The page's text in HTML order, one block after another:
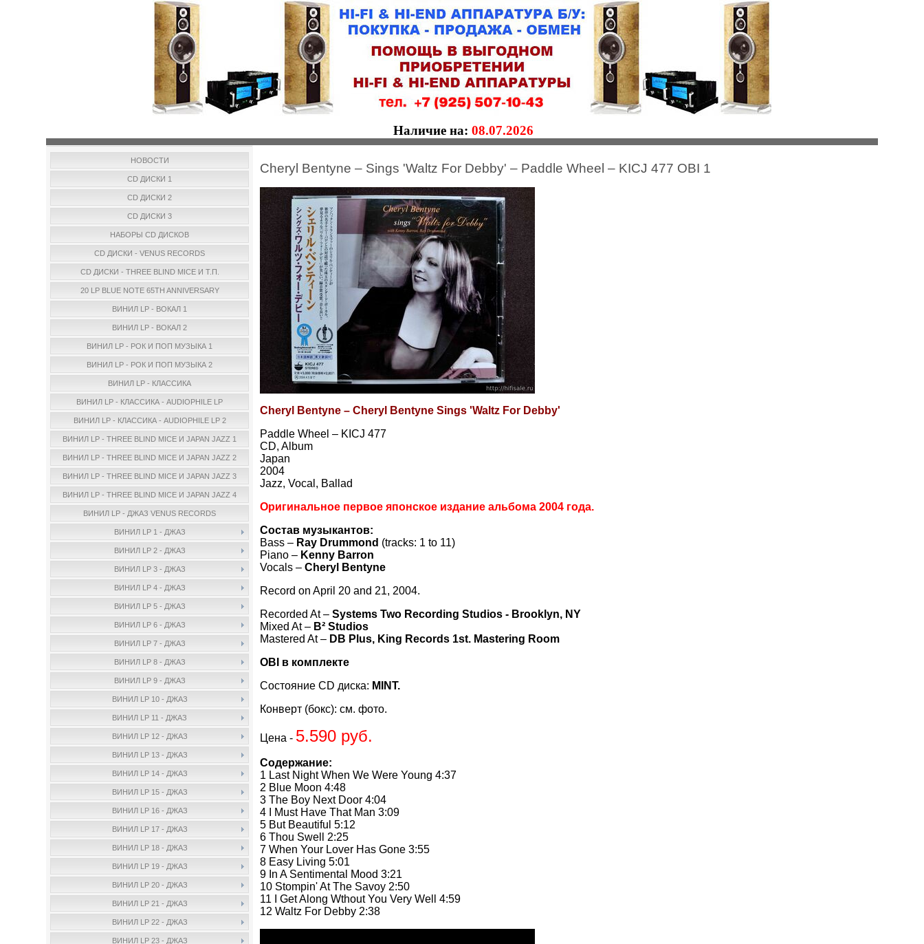
Наличие на: 08.07.2026
НОВОСТИ
CD ДИСКИ 1
CD ДИСКИ 2
CD ДИСКИ 3
НАБОРЫ CD ДИСКОВ
CD ДИСКИ - VENUS RECORDS
CD ДИСКИ - THREE BLIND MICE И Т.П.
20 LP BLUE NOTE 65TH ANNIVERSARY
ВИНИЛ LP - ВОКАЛ 1
ВИНИЛ LP - ВОКАЛ 2
ВИНИЛ LP - РОК И ПОП МУЗЫКА 1
ВИНИЛ LP - РОК И ПОП МУЗЫКА 2
ВИНИЛ LP - КЛАССИКА
ВИНИЛ LP - КЛАССИКА - AUDIOPHILE LP
ВИНИЛ LP - КЛАССИКА - AUDIOPHILE LP 2
ВИНИЛ LP - THREE BLIND MICE И JAPAN JAZZ 1
ВИНИЛ LP - THREE BLIND MICE И JAPAN JAZZ 2
ВИНИЛ LP - THREE BLIND MICE И JAPAN JAZZ 3
ВИНИЛ LP - THREE BLIND MICE И JAPAN JAZZ 4
ВИНИЛ LP - ДЖАЗ VENUS RECORDS
ВИНИЛ LP 1 - ДЖАЗ
ВИНИЛ LP 2 - ДЖАЗ
ВИНИЛ LP 3 - ДЖАЗ
ВИНИЛ LP 4 - ДЖАЗ
ВИНИЛ LP 5 - ДЖАЗ
ВИНИЛ LP 6 - ДЖАЗ
ВИНИЛ LP 7 - ДЖАЗ
ВИНИЛ LP 8 - ДЖАЗ
ВИНИЛ LP 9 - ДЖАЗ
ВИНИЛ LP 10 - ДЖАЗ
ВИНИЛ LP 11 - ДЖАЗ
ВИНИЛ LP 12 - ДЖАЗ
ВИНИЛ LP 13 - ДЖАЗ
ВИНИЛ LP 14 - ДЖАЗ
ВИНИЛ LP 15 - ДЖАЗ
ВИНИЛ LP 16 - ДЖАЗ
ВИНИЛ LP 17 - ДЖАЗ
ВИНИЛ LP 18 - ДЖАЗ
ВИНИЛ LP 19 - ДЖАЗ
ВИНИЛ LP 20 - ДЖАЗ
ВИНИЛ LP 21 - ДЖАЗ
ВИНИЛ LP 22 - ДЖАЗ
ВИНИЛ LP 23 - ДЖАЗ
Cheryl Bentyne – Sings 'Waltz For Debby' – Paddle Wheel – KICJ 477 OBI 1
Cheryl Bentyne – Cheryl Bentyne Sings 'Waltz For Debby'
Paddle Wheel – KICJ 477
CD, Album
Japan
2004
Jazz, Vocal, Ballad
Оригинальное первое японское издание альбома 2004 года.
Состав музыкантов:
Bass – Ray Drummond (tracks: 1 to 11)
Piano – Kenny Barron
Vocals –Cheryl Bentyne
Record on April 20 and 21, 2004.
Recorded At –Systems Two Recording Studios - Brooklyn, NY
Mixed At – B² Studios
Mastered At – DB Plus, King Records 1st. Mastering Room
OBI в комплекте
Состояние CD диска: MINT.
Конверт (бокс): см. фото.
Цена - 5.590 руб.
Содержание:
1 Last Night When We Were Young 4:37
2 Blue Moon 4:48
3 The Boy Next Door 4:04
4 I Must Have That Man 3:09
5 But Beautiful 5:12
6 Thou Swell 2:25
7 When Your Lover Has Gone 3:55
8 Easy Living 5:01
9 In A Sentimental Mood 3:21
10 Stompin' At The Savoy 2:50
11 I Get Along Wthout You Very Well 4:59
12 Waltz For Debby 2:38